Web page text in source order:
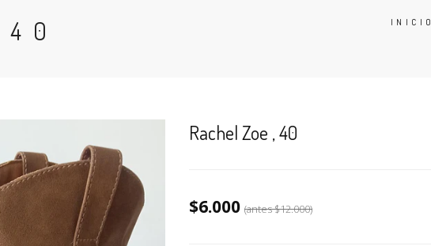
INICIO
Rachel Zoe , 40
$6.000 (antes$12.000)